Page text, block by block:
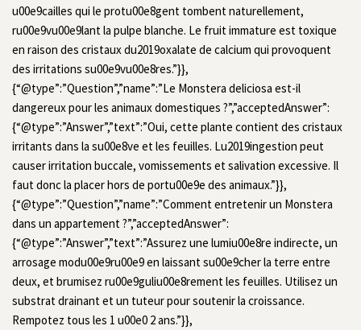
u00e9cailles qui le protu00e8gent tombent naturellement,
ru00e9vu00e9lant la pulpe blanche. Le fruit immature est toxique
en raison des cristaux du2019oxalate de calcium qui provoquent
des irritations su00e9vu00e8res.”}},
{“@type”:”Question”,”name”:”Le Monstera deliciosa est-il
dangereux pour les animaux domestiques ?”,”acceptedAnswer”:
{“@type”:”Answer”,”text”:”Oui, cette plante contient des cristaux
irritants dans la su00e8ve et les feuilles. Lu2019ingestion peut
causer irritation buccale, vomissements et salivation excessive. Il
faut donc la placer hors de portu00e9e des animaux.”}},
{“@type”:”Question”,”name”:”Comment entretenir un Monstera
dans un appartement ?”,”acceptedAnswer”:
{“@type”:”Answer”,”text”:”Assurez une lumiu00e8re indirecte, un
arrosage modu00e9ru00e9 en laissant su00e9cher la terre entre
deux, et brumisez ru00e9guliu00e8rement les feuilles. Utilisez un
substrat drainant et un tuteur pour soutenir la croissance.
Rempotez tous les 1 u00e0 2 ans.”}},